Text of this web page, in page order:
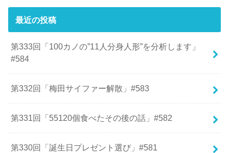
最近の投稿
第333回「100カノの”11人分身人形”を分析します」
#584
第332回「梅田サイファー解散」#583
第331回「55120個食べたその後の話」#582
第330回「誕生日プレゼント選び」#581